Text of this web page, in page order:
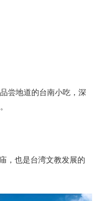
尝地道的台南小吃，深
，也是台湾文教发展的